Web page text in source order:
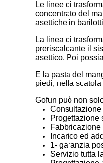
Le linee di
concentrato del
asettiche in
La linea di
preriscaldante il
asettico. Poi
E la pasta del
piedi, nella
Gofun può non
Consultazione
Progettazione
Fabbricazione
Incarico ed
1- garanzia
Servizio tutta